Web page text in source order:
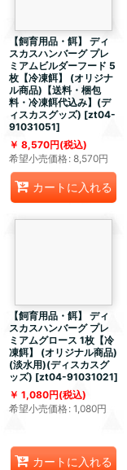
【飼育用品・餌】 ディ
スカスハンバーグ プレ
ミアムビルダーフード 5
枚【冷凍餌】 (オリジナ
ル商品)【送料・梱包
料・冷凍餌代込み】(デ
ィスカスグッズ) [zt04-
91031051]
8,570円(税込)
希望小売価格: 8,570円
カートに入れる
【飼育用品・餌】 ディ
スカスハンバーグ プレ
ミアムグロース 1枚【冷
凍餌】 (オリジナル商品)
(淡水用)(ディスカスグ
ッズ) [zt04-91031021]
1,080円(税込)
希望小売価格: 1,080円
カートに入れる